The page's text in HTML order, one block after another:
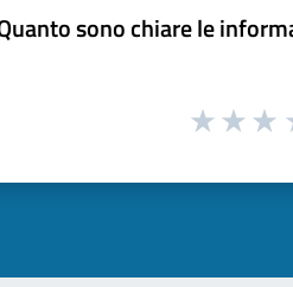
sono chiare le